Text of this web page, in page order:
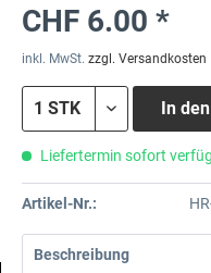
CHF 6.00 *
inkl. MwSt. zzgl. Versandkosten
In den
Liefertermin sofort
Artikel-Nr.:
Beschreibung